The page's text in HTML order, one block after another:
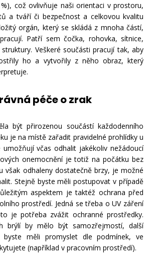
což ovlivňuje naši orientaci v prostoru,
a tváří či bezpečnost a celkovou kvalitu
orgán, který se skládá z mnoha částí,
Patří sem čočka, rohovka, sítnice,
Veškeré součásti pracují tak, aby
ho a vytvořily z něho obraz, který
péče o zrak
být přirozenou součástí každodenního
je na místě zařadit pravidelné prohlídky u
včas odhalit jakékoliv nežádoucí
onemocnění je totiž na počátku bez
však odhaleny dostatečně brzy, je možné
Stejně byste měli postupovat v případě
aspektem je taktéž ochrana před
prostředí. Jedná se třeba o UV záření
je potřeba zvážit ochranné prostředky.
brýlí by mělo být samozřejmostí, další
byste měli promyslet dle podmínek, ve
(například v pracovním prostředí).